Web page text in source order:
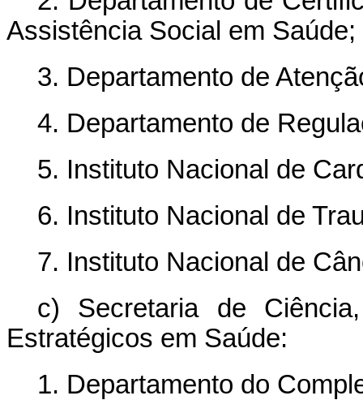
Assistência Social em Saúde;
3. Departamento de
4. Departamento de
5. Instituto Nacional de
6. Instituto Nacional de
7. Instituto Nacional de
c) Secretaria de
Estratégicos em Saúde:
1. Departamento do